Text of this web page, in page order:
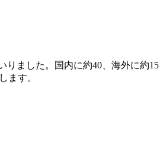
りました。国内に約40、海外に約15
ます。